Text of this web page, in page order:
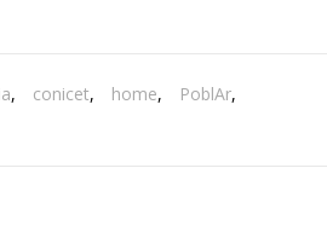
, conicet, home, PoblAr,